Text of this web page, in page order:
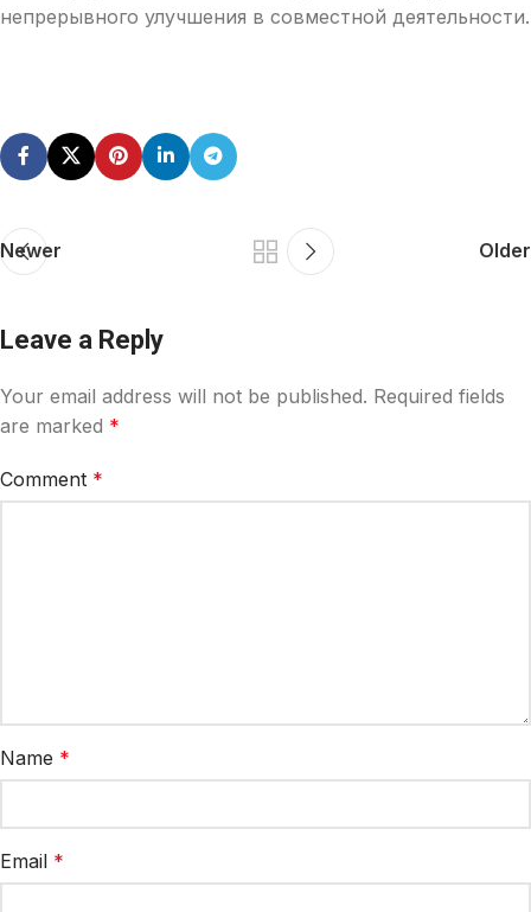
непрерывного улучшения в совместной деятельности.
Newer Older
Leave a Reply
Your email address will not be published. Required fields
are marked *
Comment *
Name *
Email *